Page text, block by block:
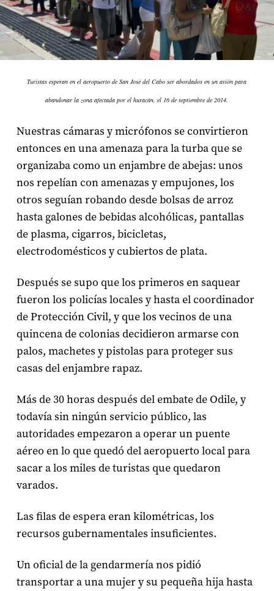
Turistas esperan en el aeropuerto de San José del Cabo ser abordados en un avión para
abandonar la zona afectada por el huracán, el 16 de septiembre de 2014.
Nuestras cámaras y micrófonos se convirtieron
entonces en una amenaza para la turba que se
organizaba como un enjambre de abejas: unos
nos repelían con amenazas y empujones, los
otros seguían robando desde bolsas de arroz
hasta galones de bebidas alcohólicas, pantallas
de plasma, cigarros, bicicletas,
electrodomésticos y cubiertos de plata.
Después se supo que los primeros en saquear
fueron los policías locales y hasta el coordinador
de Protección Civil, y que los vecinos de una
quincena de colonias decidieron armarse con
palos, machetes y pistolas para proteger sus
casas del enjambre rapaz.
Más de 30 horas después del embate de Odile, y
todavía sin ningún servicio público, las
autoridades empezaron a operar un puente
aéreo en lo que quedó del aeropuerto local para
sacar a los miles de turistas que quedaron
varados.
Las filas de espera eran kilométricas, los
recursos gubernamentales insuficientes.
Un oficial de la gendarmería nos pidió
transportar a una mujer y su pequeña hija hasta